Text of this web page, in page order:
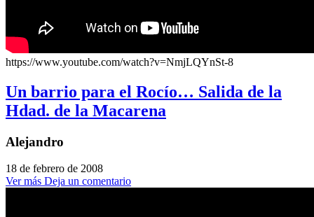
https://www.youtube.com/watch?v=NmjLQYnSt-8
Un barrio para el Rocío… Salida de la
Hdad. de la Macarena
Alejandro
18 de febrero de 2008
Ver más Deja un comentario